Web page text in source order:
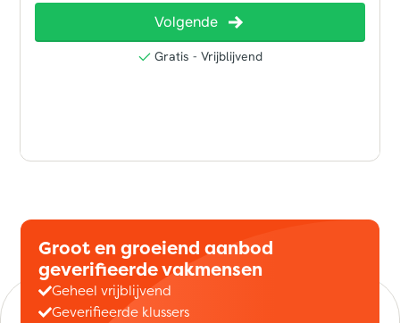
Groot en groeiend aanbod
geverifieerde vakmensen
Geheel vrijblijvend
Geverifieerde klussers